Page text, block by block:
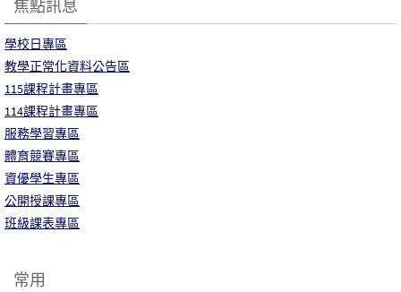
焦點訊息
學校日專區
教學正常化資料公告區
115課程計畫專區
114課程計畫專區
服務學習專區
體育競賽專區
資優學生專區
公開授課專區
班級課表專區
常用